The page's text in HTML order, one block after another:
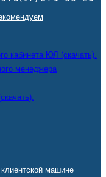
кабинета ЮЛ (скачать).
менеджера
машине